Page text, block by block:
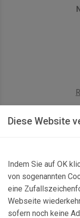
Diese Website
Indem Sie auf OK
von sogenannten
eine
Webseite
sofern noch keine
Gersbach